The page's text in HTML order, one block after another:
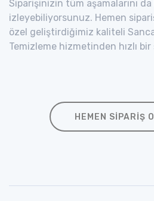
Siparişinizin tüm aşamalarını
izleyebiliyorsunuz. Hemen
özel geliştirdiğimiz kaliteli
Temizleme hizmetinden hızlı
HEMEN SIPARIŞ